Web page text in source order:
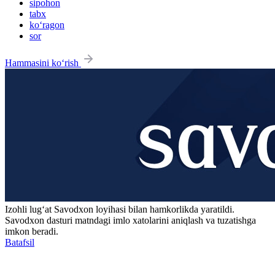
sipohon
tabx
ko‘ragon
sor
Hammasini ko‘rish
Izohli lugʻat Savodxon loyihasi bilan hamkorlikda yaratildi.
Savodxon dasturi matndagi imlo xatolarini aniqlash va tuzatishga
imkon beradi.
Batafsil